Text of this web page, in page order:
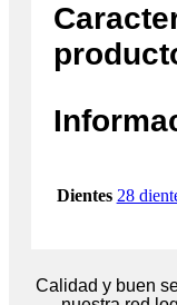
Dientes 28
Calidad y buen